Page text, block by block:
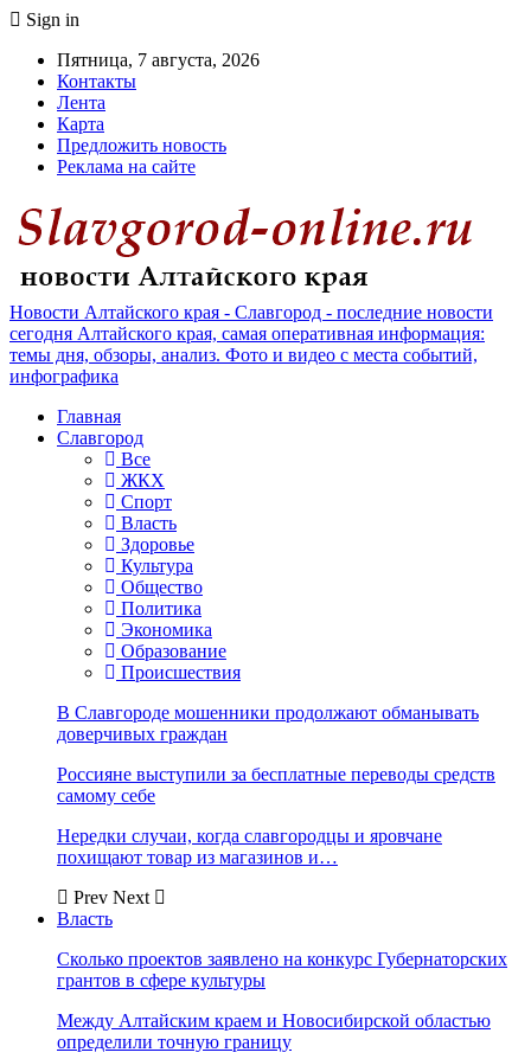
Sign in
Пятница, 7 августа, 2026
Контакты
Лента
Карта
Предложить новость
Реклама на сайте
Новости Алтайского края - Славгород - последние новости
сегодня Алтайского края, самая оперативная информация:
темы дня, обзоры, анализ. Фото и видео с места событий,
инфографика
Главная
Славгород
Все
ЖКХ
Спорт
Власть
Здоровье
Культура
Общество
Политика
Экономика
Образование
Происшествия
В Славгороде мошенники продолжают обманывать
доверчивых граждан
Россияне выступили за бесплатные переводы средств
самому себе
Нередки случаи, когда славгородцы и яровчане
похищают товар из магазинов и…
Prev Next
Власть
Сколько проектов заявлено на конкурс Губернаторских
грантов в сфере культуры
Между Алтайским краем и Новосибирской областью
определили точную границу